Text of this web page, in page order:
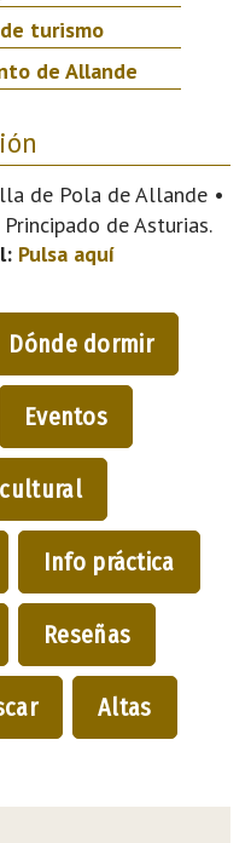
turismo
de Allande
de Pola de Allande •
de Asturias.
Pulsa aquí
Dónde dormir
Eventos
Info práctica
Reseñas
Altas